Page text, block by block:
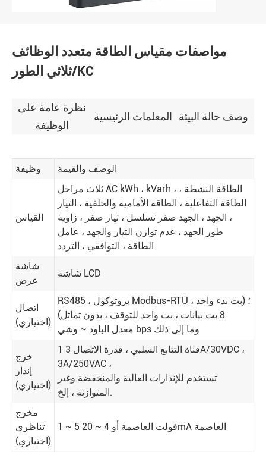
مواصفات مقياس الطاقة متعدد الوظائف
ثلاثي الطور/KC
نظرة عامة على
الوظيفة
المعلمات الرئيسية وصف حالة البيئة
وظيفة الوصف والقيمة
القياس
ثلاث مراحل AC kWh ، kVarh ، الطاقة النشطة ،
الطاقة التفاعلية ، الطاقة الأمامية والخلفية ، التيار
، الجهد ، الجهد صفر تسلسل ، تيار صفر ، زاوية
طور الجهد ، عدم توازن التيار والجهد ، عامل
الطاقة ، التوافقي ، التردد
شاشة
عرض
شاشة LCD
اتصال
(اختياري)
RS485 ، بروتوكول Modbus-RTU ؛ (بت بدء واحد ،
8 بت بيانات ، بت واحد للتوقف ، بدون تماثل)
معدل الباود ~ وشي bps وما إلى ذلك
خرج
إنذار
(اختياري)
1 قناة التتابع السلبي ، قدرة الاتصال 3A/30VDC ،
3A/250VAC ،
تستخدم للإنذارات العالية والمنخفضة وغير
المتوازنة ، إلخ.
مخرج
تناظري
(اختياري)
1 ~ 5 فولت العاصمة أو 4 ~ 20mA العاصمة